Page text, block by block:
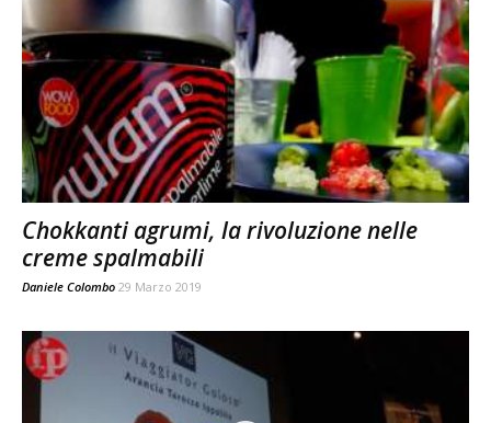
Chokkanti agrumi, la rivoluzione nelle
creme spalmabili
Daniele Colombo 29 Marzo 2019